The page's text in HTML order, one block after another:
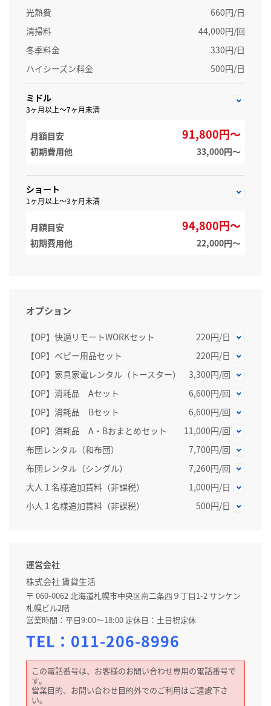
光熱費
660円/日
清掃料
44,000円/回
冬季料金
330円/日
ハイシーズン料金
500円/日
ミドル
3ヶ月以上～7ヶ月未満
月額目安 91,800円～
初期費用他 33,000円〜
ショート
1ヶ月以上～3ヶ月未満
月額目安 94,800円～
初期費用他 22,000円〜
オプション
【OP】快適リモートWORKセット
220円/日
【OP】ベビー用品セット
220円/日
【OP】家具家電レンタル（トースター）
3,300円/回
【OP】消耗品 Aセット
6,600円/回
【OP】消耗品 Bセット
6,600円/回
【OP】消耗品 A・Bおまとめセット
11,000円/回
布団レンタル（和布団）
7,700円/回
布団レンタル（シングル）
7,260円/回
大人１名様追加賃料（非課税）
1,000円/日
小人１名様追加賃料（非課税）
500円/日
運営会社
株式会社 賃貸生活
〒 060-0062 北海道札幌市中央区南二条西９丁目1-2 サンケン
札幌ビル2階
営業時間：平日9:00～18:00 定休日：土日祝定休
TEL： 011-206-8996
この電話番号は、お客様のお問い合わせ専用の電話番号で
す。
営業目的、お問い合わせ目的外でのご利用はご遠慮下さ
い。